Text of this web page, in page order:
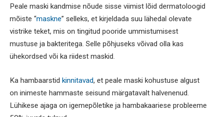
Peale maski kandmise nõude sisse viimist lõid dermatoloogid
mõiste “maskne” selleks, et kirjeldada suu lähedal olevate
vistrike teket, mis on tingitud pooride ummistumisest
mustuse ja bakteritega. Selle põhjuseks võivad olla kas
ühekordsed või ka riidest maskid.
Ka hambaarstid kinnitavad, et peale maski kohustuse algust
on inimeste hammaste seisund märgatavalt halvenenud.
Lühikese ajaga on igemepõletike ja hambakaariese probleeme